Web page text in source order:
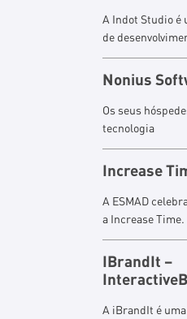
A Indot Studio é
de
Nonius
Os seus
tecnologia
Increase
A ESMAD
a Increase Time.
IBrandIt –
A iBrandIt é